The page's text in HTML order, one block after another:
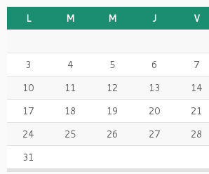
L M M J V
3
4 5 6 7
10
11 12 13 14
17
18 19 20 21
24
25 26 27 28
31